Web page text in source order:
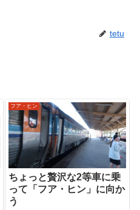
tetu
フア・ヒン
ちょっと贅沢な2等車に乗
って「フア・ヒン」に向か
う